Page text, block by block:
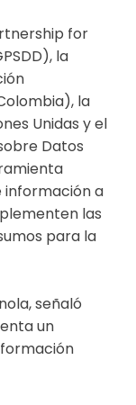
for
la
la
Unidas y el
Datos
a
las
para la
señaló
un